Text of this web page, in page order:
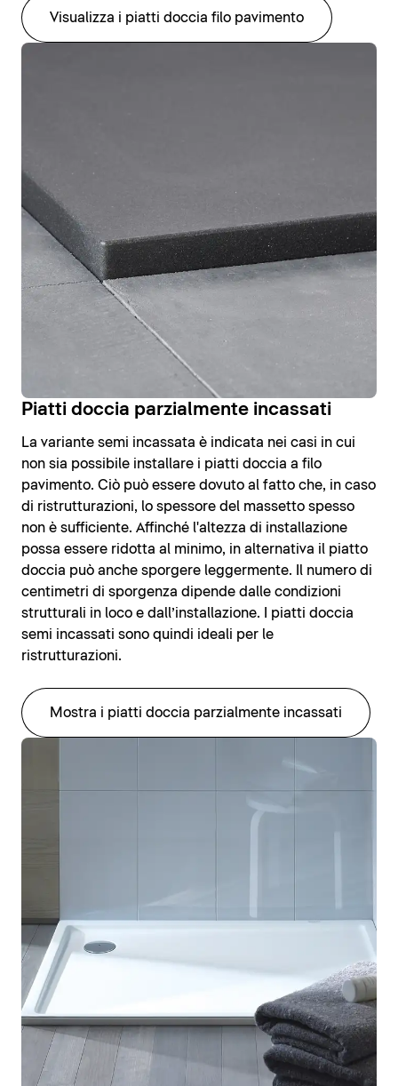
Visualizza i piatti doccia filo pavimento
Piatti doccia parzialmente incassati
La variante semi incassata è indicata nei casi in cui
non sia possibile installare i piatti doccia a filo
pavimento. Ciò può essere dovuto al fatto che, in caso
di ristrutturazioni, lo spessore del massetto spesso
non è sufficiente. Affinché l'altezza di installazione
possa essere ridotta al minimo, in alternativa il piatto
doccia può anche sporgere leggermente. Il numero di
centimetri di sporgenza dipende dalle condizioni
strutturali in loco e dall’installazione. I piatti doccia
semi incassati sono quindi ideali per le
ristrutturazioni.
Mostra i piatti doccia parzialmente incassati